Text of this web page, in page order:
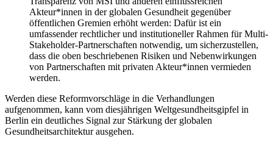
Akteur*innen in der globalen Gesundheit gegenüber
öffentlichen Gremien erhöht werden: Dafür ist ein
umfassender rechtlicher und institutioneller Rahmen für Multi-
Stakeholder-Partnerschaften notwendig, um sicherzustellen,
dass die oben beschriebenen Risiken und Nebenwirkungen
von Partnerschaften mit privaten Akteur*innen vermieden
werden.
Werden diese Reformvorschläge in die Verhandlungen
aufgenommen, kann vom diesjährigen Weltgesundheitsgipfel in
Berlin ein deutliches Signal zur Stärkung der globalen
Gesundheitsarchitektur ausgehen.